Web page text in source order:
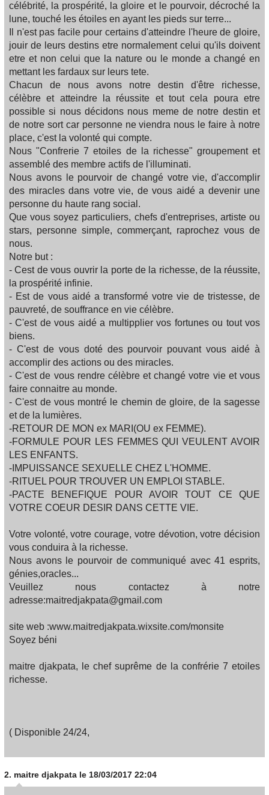
célébrité, la prospérité, la gloire et le pourvoir, décroché la
lune, touché les étoiles en ayant les pieds sur terre...
Il n'est pas facile pour certains d'atteindre l'heure de gloire,
jouir de leurs destins etre normalement celui qu'ils doivent
etre et non celui que la nature ou le monde a changé en
mettant les fardaux sur leurs tete.
Chacun de nous avons notre destin d'être richesse,
célèbre et atteindre la réussite et tout cela poura etre
possible si nous décidons nous meme de notre destin et
de notre sort car personne ne viendra nous le faire à notre
place, c'est la volonté qui compte.
Nous "Confrerie 7 etoiles de la richesse" groupement et
assemblé des membre actifs de l'illuminati.
Nous avons le pourvoir de changé votre vie, d'accomplir
des miracles dans votre vie, de vous aidé a devenir une
personne du haute rang social.
Que vous soyez particuliers, chefs d'entreprises, artiste ou
stars, personne simple, commerçant, raprochez vous de
nous.
Notre but :
- Cest de vous ouvrir la porte de la richesse, de la réussite,
la prospérité infinie.
- Est de vous aidé a transformé votre vie de tristesse, de
pauvreté, de souffrance en vie célèbre.
- C'est de vous aidé a multipplier vos fortunes ou tout vos
biens.
- C'est de vous doté des pourvoir pouvant vous aidé à
accomplir des actions ou des miracles.
- C'est de vous rendre célèbre et changé votre vie et vous
faire connaitre au monde.
- C'est de vous montré le chemin de gloire, de la sagesse
et de la lumières.
-RETOUR DE MON ex MARI(OU ex FEMME).
-FORMULE POUR LES FEMMES QUI VEULENT AVOIR
LES ENFANTS.
-IMPUISSANCE SEXUELLE CHEZ L'HOMME.
-RITUEL POUR TROUVER UN EMPLOI STABLE.
-PACTE BENEFIQUE POUR AVOIR TOUT CE QUE
VOTRE COEUR DESIR DANS CETTE VIE.
Votre volonté, votre courage, votre dévotion, votre décision
vous conduira à la richesse.
Nous avons le pourvoir de communiqué avec 41 esprits,
génies,oracles...
Veuillez nous contactez à notre
adresse:maitredjakpata@gmail.com
site web :www.maitredjakpata.wixsite.com/monsite
Soyez béni
maitre djakpata, le chef suprême de la confrérie 7 etoiles
richesse.
( Disponible 24/24,
2. maitre djakpata le 18/03/2017 22:04